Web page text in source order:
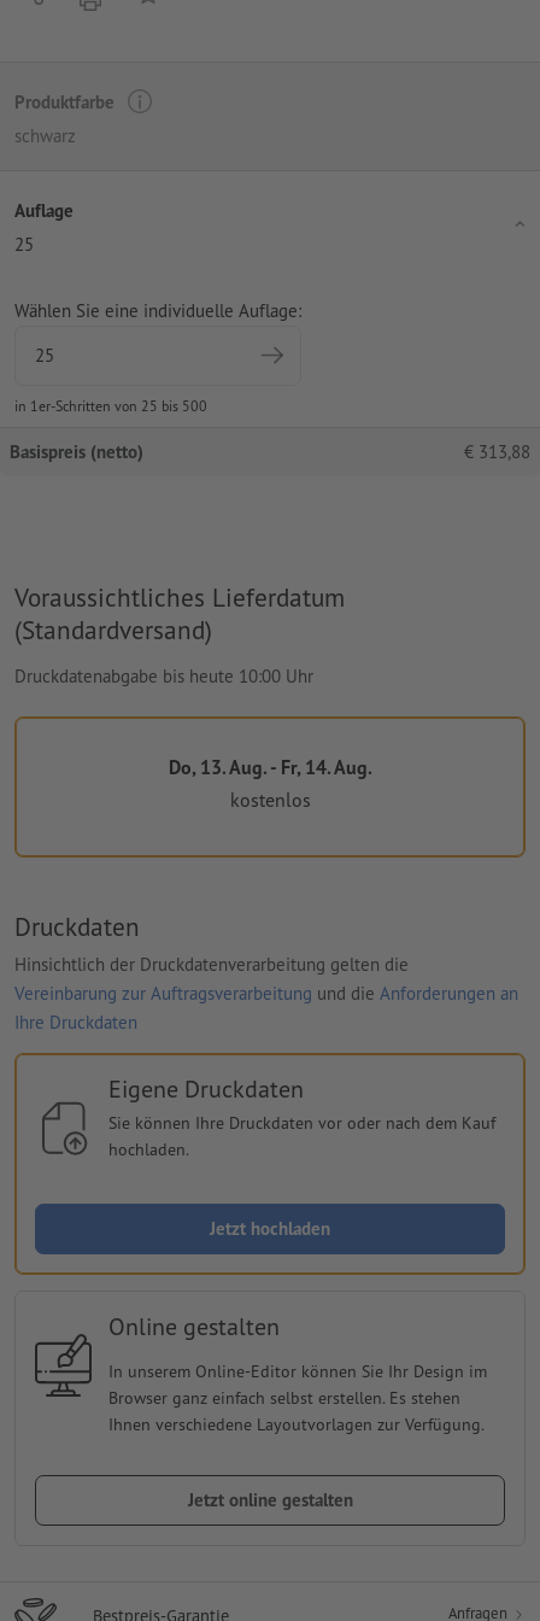
Produktfarbe
schwarz
Auflage
25
Wählen Sie eine individuelle Auflage:
in 1er-Schritten von 25 bis 500
Basispreis (netto) € 313,88
Voraussichtliches Lieferdatum
(Standardversand)
Druckdatenabgabe bis heute 10:00 Uhr
Do, 13. Aug. - Fr, 14. Aug.
kostenlos
Druckdaten
Hinsichtlich der Druckdatenverarbeitung gelten die
Vereinbarung zur Auftragsverarbeitung und die Anforderungen an
Ihre Druckdaten
Eigene Druckdaten
Sie können Ihre Druckdaten vor oder nach dem Kauf
hochladen.
Jetzt hochladen
Online gestalten
In unserem Online-Editor können Sie Ihr Design im
Browser ganz einfach selbst erstellen. Es stehen
Ihnen verschiedene Layoutvorlagen zur Verfügung.
Jetzt online gestalten
Bestpreis-Garantie Anfragen